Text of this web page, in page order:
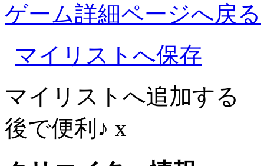
ゲーム詳細ページへ戻る
マイリストへ保存
マイリストへ追加する
後で便利♪ x